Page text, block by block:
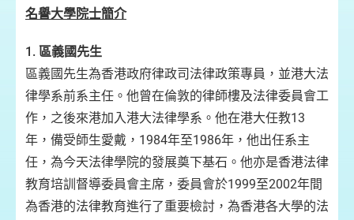
名譽大學院士簡介
1. 區義國先生
區義國先生為香港政府律政司法律政策專員，並港大法
律學系前系主任。他曾在倫敦的律師樓及法律委員會工
作，之後來港加入港大法律學系。他在港大任教13
年，備受師生愛戴，1984年至1986年，他出任系主
任，為今天法律學院的發展奠下基石。他亦是香港法律
教育培訓督導委員會主席，委員會於1999至2002年間
為香港的法律教育進行了重要檢討，為香港各大學的法